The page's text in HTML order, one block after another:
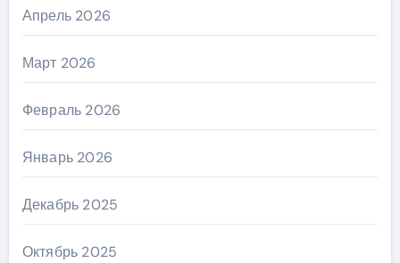
Апрель 2026
Март 2026
Февраль 2026
Январь 2026
Декабрь 2025
Октябрь 2025